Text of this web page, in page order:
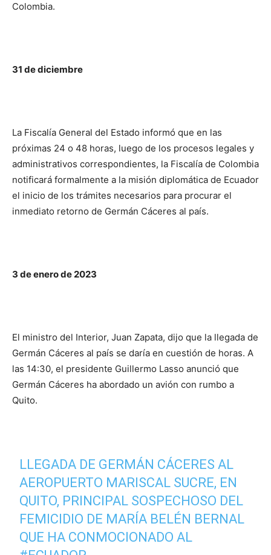
Colombia.
31 de diciembre
La Fiscalía General del Estado informó que en las
próximas 24 o 48 horas, luego de los procesos legales y
administrativos correspondientes, la Fiscalía de Colombia
notificará formalmente a la misión diplomática de Ecuador
el inicio de los trámites necesarios para procurar el
inmediato retorno de Germán Cáceres al país.
3 de enero de 2023
El ministro del Interior, Juan Zapata, dijo que la llegada de
Germán Cáceres al país se daría en cuestión de horas. A
las 14:30, el presidente Guillermo Lasso anunció que
Germán Cáceres ha abordado un avión con rumbo a
Quito.
LLEGADA DE GERMÁN CÁCERES AL
AEROPUERTO MARISCAL SUCRE, EN
QUITO, PRINCIPAL SOSPECHOSO DEL
FEMICIDIO DE MARÍA BELÉN BERNAL
QUE HA CONMOCIONADO AL